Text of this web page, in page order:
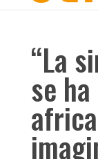
“La
se